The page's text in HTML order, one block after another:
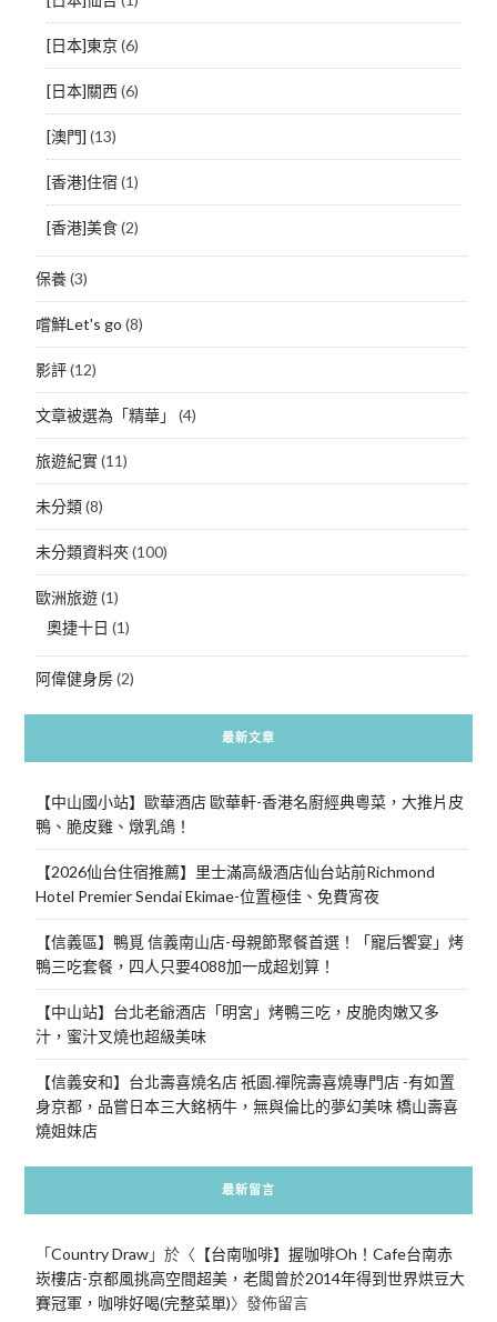
[日本]東京(6)
[日本]關西(6)
[澳門] (13)
[香港]住宿 (1)
[香港]美食(2)
保養(3)
嚐鮮Let's go (8)
影評(12)
文章被選為「精華」 (4)
旅遊紀實(11)
未分類(8)
未分類資料夾(100)
歐洲旅遊(1)
奧捷十日 (1)
阿偉健身房(2)
最新文章
【中山國小站】歐華酒店 歐華軒-香港名廚經典粵菜，大推片皮
鴨、脆皮雞、燉乳鴿！
【2026仙台住宿推薦】里士滿高級酒店仙台站前Richmond
Hotel Premier Sendai Ekimae-位置極佳、免費宵夜
【信義區】鴨覓 信義南山店-母親節聚餐首選！「寵后饗宴」烤
鴨三吃套餐，四人只要4088加一成超划算！
【中山站】台北老爺酒店「明宮」烤鴨三吃，皮脆肉嫩又多
汁，蜜汁叉燒也超級美味
【信義安和】台北壽喜燒名店 祇園.禪院壽喜燒專門店 -有如置
身京都，品嘗日本三大銘柄牛，無與倫比的夢幻美味 橋山壽喜
燒姐妹店
最新留言
「Country Draw」於〈 【台南咖啡】握咖啡Oh！Cafe台南赤
崁樓店-京都風挑高空間超美，老闆曾於2014年得到世界烘豆大
賽冠軍，咖啡好喝(完整菜單)〉發佈留言